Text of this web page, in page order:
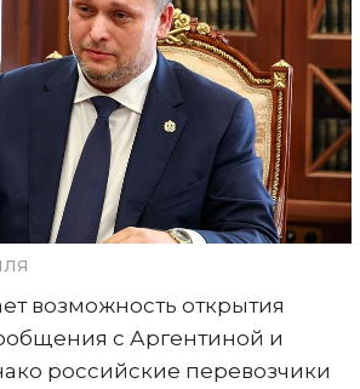
возможность открытия
с Аргентиной и
российские перевозчики